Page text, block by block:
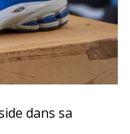
dans sa